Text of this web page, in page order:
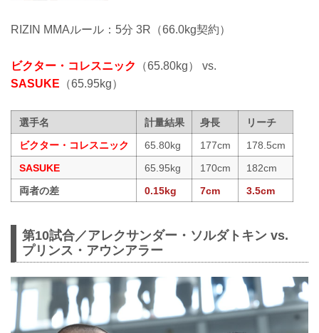
RIZIN MMAルール：5分 3R（66.0kg契約）
ビクター・コレスニック
（65.80kg） vs.
SASUKE （65.95kg）
選手名 計量結果 身長
リーチ
ビクター・コレスニック
65.80kg 177cm
178.5cm
SASUKE
65.95kg 170cm
182cm
両者の差
0.15kg 7cm 3.5cm
第10試合／アレクサンダー・ソルダトキン vs.
プリンス・アウンアラー